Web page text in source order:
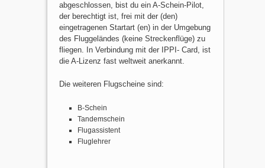
abgeschlossen, bist du ein A-Schein-Pilot,
der berechtigt ist, frei mit der (den)
eingetragenen Startart (en) in der Umgebung
des Fluggeländes (keine Streckenflüge) zu
fliegen. In Verbindung mit der IPPI- Card, ist
die A-Lizenz fast weltweit anerkannt.
Die weiteren Flugscheine sind:
B-Schein
Tandemschein
Flugassistent
Fluglehrer